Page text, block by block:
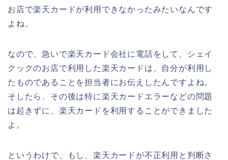
お店で楽天カードが利用できなかったみたいなんです
よね。
なので、急いで楽天カード会社に電話をして、シェイ
クックのお店で利用した楽天カードは、自分が利用し
たものであることを担当者にお伝えしたんですよね。
そしたら、その後は特に楽天カードエラーなどの問題
は起きずに、楽天カードを利用することができました
よ。
というわけで、もし、楽天カードが不正利用と判断さ